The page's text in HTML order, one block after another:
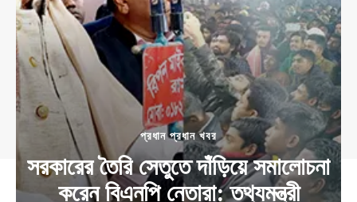
প্রধান প্রধান খবর
সরকারের তৈরি সেতুতে দাঁড়িয়ে সমালোচনা
করেন বিএনপি নেতারা: তথ্যমন্ত্রী